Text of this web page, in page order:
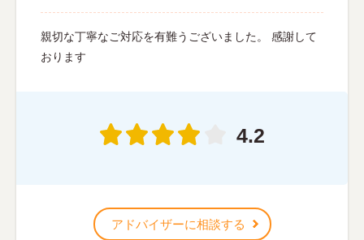
親切な丁寧なご対応を有難うございました。 感謝して
おります
4.2
アドバイザーに相談する